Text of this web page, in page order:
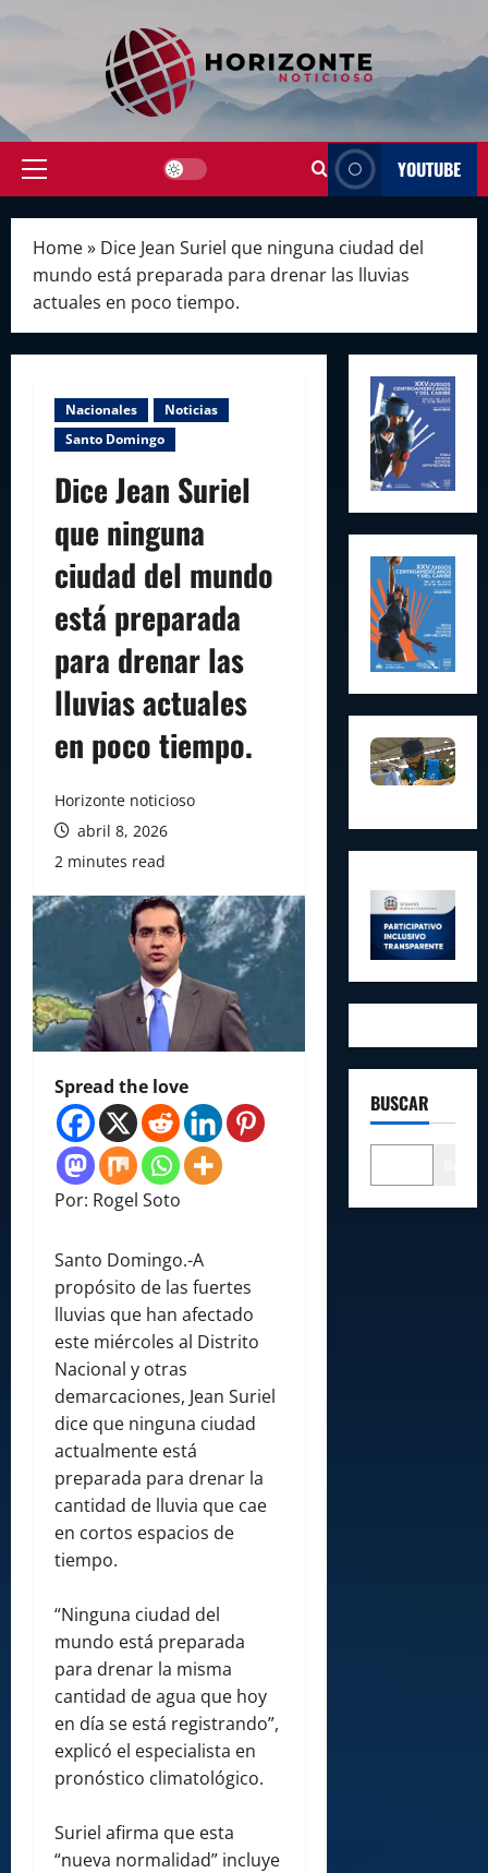
Primary
YOUTUBE
Home» Dice Jean Suriel que ninguna ciudad del
mundo está preparada para drenar las lluvias
actuales en poco tiempo.
Nacionales
Noticias
Santo Domingo
Dice Jean Suriel
que ninguna
ciudad del mundo
está preparada
para drenar las
lluvias actuales
en poco tiempo.
Horizonte noticioso
abril 8, 2026
2 minutes read
Spread the love
Por: Rogel Soto
Santo Domingo.-A
propósito de las fuertes
lluvias que han afectado
este miércoles al Distrito
Nacional y otras
demarcaciones, Jean Suriel
dice que ninguna ciudad
actualmente está
preparada para drenar la
cantidad de lluvia que cae
en cortos espacios de
tiempo.
“Ninguna ciudad del
mundo está preparada
para drenar la misma
cantidad de agua que hoy
en día se está registrando”,
explicó el especialista en
pronóstico climatológico.
Suriel afirma que esta
“nueva normalidad” incluye
BUSCAR